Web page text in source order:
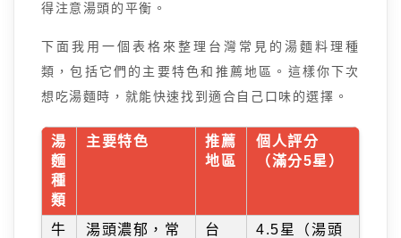
得注意湯頭的平衡。
下面我用一個表格來整理台灣常見的湯麵料理種
類，包括它們的主要特色和推薦地區。這樣你下次
想吃湯麵時，就能快速找到適合自己口味的選擇。
湯
麵
種
類
主要特色
推薦
地區
個人評分
（滿分5星）
牛
湯頭濃郁，常
台
4.5星（湯頭